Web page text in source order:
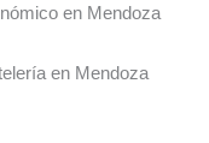
en Mendoza
en Mendoza